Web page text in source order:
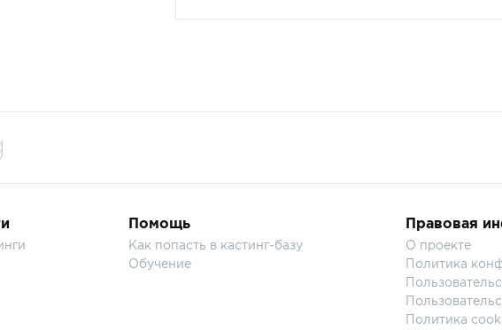
Помощь
Как попасть в кастинг-базу
Обучение
Правовая
О проекте
Политика
Политика